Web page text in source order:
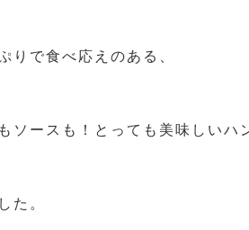
りで食べ応えのある、
ソースも！とっても美味しいハ
た。